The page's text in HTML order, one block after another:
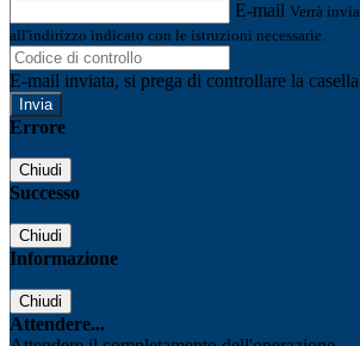
E-mail Verrà
all'indirizzo indicato con le istruzioni necessarie.
E-mail inviata, si prega di controllare la
Errore
Chiudi
Successo
Chiudi
Informazione
Chiudi
Attendere...